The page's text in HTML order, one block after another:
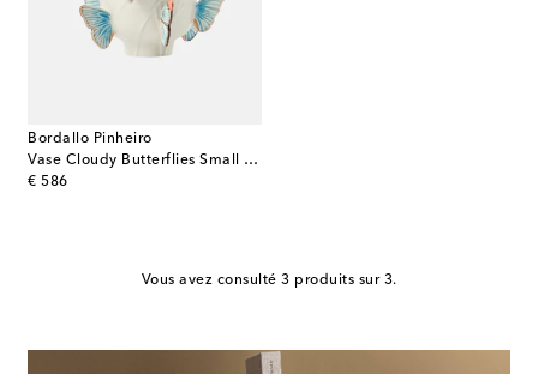
Bordallo Pinheiro
Vase Cloudy Butterflies Small par Claudia Schiffer
€ 586
original price
Vous avez consulté 3 produits sur 3.